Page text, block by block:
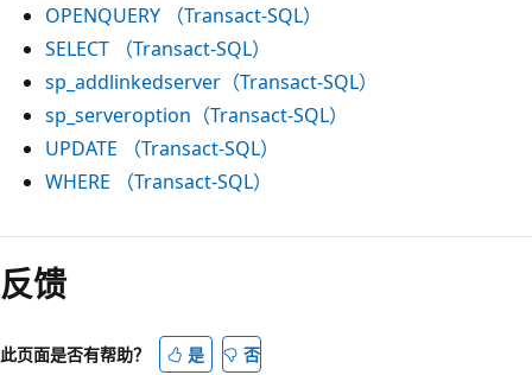
OPENQUERY （Transact-SQL）
SELECT （Transact-SQL）
sp_addlinkedserver（Transact-SQL）
sp_serveroption（Transact-SQL）
UPDATE （Transact-SQL）
WHERE （Transact-SQL）
反馈
此页面是否有帮助？ 是 否